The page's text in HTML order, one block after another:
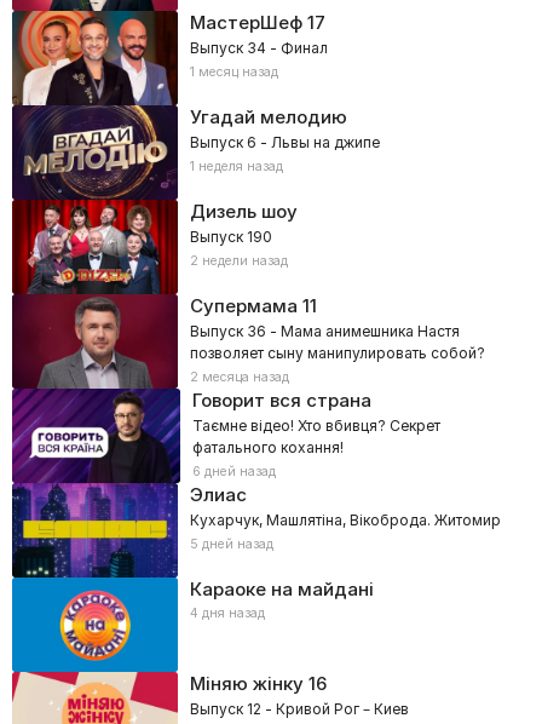
МастерШеф17
Выпуск 34 - Финал
1 месяц назад
Угадай мелодию
Выпуск 6 - Львы на джипе
1 неделя назад
Дизель шоу
Выпуск 190
2 недели назад
Супермама 11
Выпуск 36 - Мама анимешника Настя
позволяет сыну манипулировать собой?
2 месяца назад
Говорит вся страна
Таємне відео! Хто вбивця? Секрет
фатального кохання!
6 дней назад
Элиас
Кухарчук, Машлятіна, Вікоброда. Житомир
5 дней назад
Караоке на майдані
4 дня назад
Міняю жінку16
Выпуск 12 - Кривой Рог – Киев